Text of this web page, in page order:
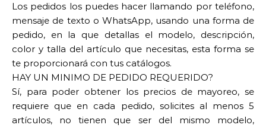
Los pedidos los puedes hacer llamando por teléfono,
mensaje de texto o WhatsApp, usando una forma de
pedido, en la que detallas el modelo, descripción,
color y talla del artículo que necesitas, esta forma se
te proporcionará con tus catálogos.
HAY UN MINIMO DE PEDIDO REQUERIDO?
Sí, para poder obtener los precios de mayoreo, se
requiere que en cada pedido, solicites al menos 5
artículos, no tienen que ser del mismo modelo,